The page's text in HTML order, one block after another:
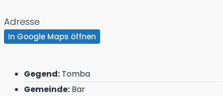
Adresse
In Google Maps öffnen
Gegend: Tomba
Gemeinde: Bar